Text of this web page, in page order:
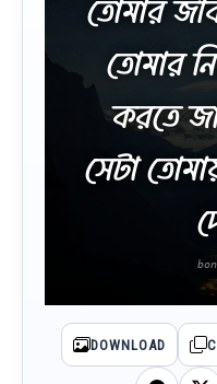
তোমার
তোমার
করতে
সেটা
DOWNLOAD